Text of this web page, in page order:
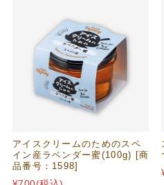
アイスクリームのためのスペ
イン産ラベンダー蜜(100g) [商
品番号：1598]